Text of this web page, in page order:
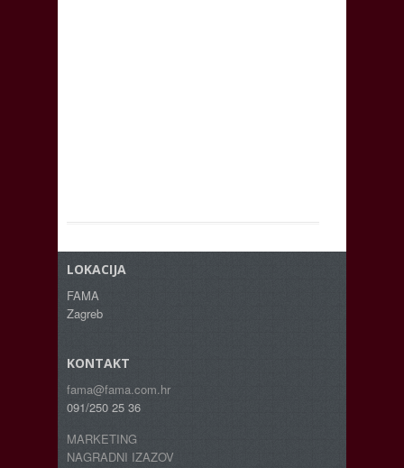
LOKACIJA
FAMA
Zagreb
KONTAKT
fama@fama.com.hr
091/250 25 36
MARKETING
NAGRADNI IZAZOV